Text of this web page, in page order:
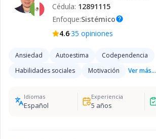
Cédula: 12891115
Enfoque:Sistémicohelp
4.6·35 opiniones
Ansiedad Autoestima
Codependencia
Habilidades sociales
Motivación Ver más...
Idiomas
Español
Experiencia
5 años